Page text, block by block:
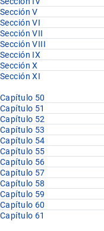
Sección V
Sección VI
Sección VII
Sección VIII
Sección IX
Sección X
Sección XI
Capítulo 50
Capítulo 51
Capítulo 52
Capítulo 53
Capítulo 54
Capítulo 55
Capítulo 56
Capítulo 57
Capítulo 58
Capítulo 59
Capítulo 60
Capítulo 61